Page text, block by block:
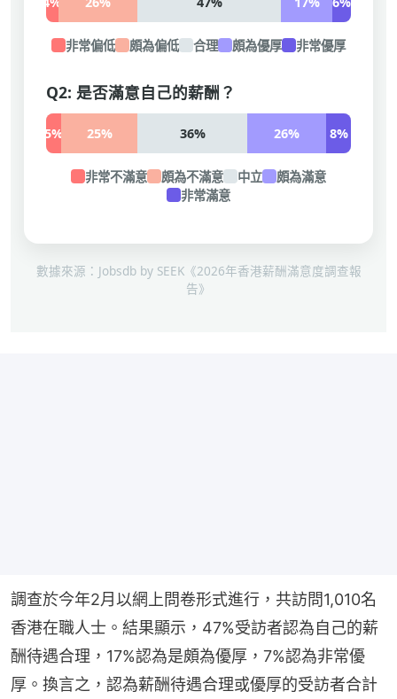
調查於今年2月以網上問卷形式進行，共訪問1,010名
香港在職人士。結果顯示，47%受訪者認為自己的薪
酬待遇合理，17%認為是頗為優厚，7%認為非常優
厚。換言之，認為薪酬待遇合理或優厚的受訪者合計